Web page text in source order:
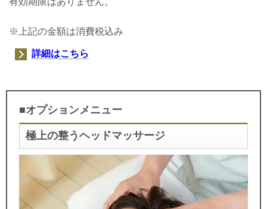
※上記の金額は消費税込み
詳細はこちら
■オプションメニュー
極上の整うヘッドマッサージ